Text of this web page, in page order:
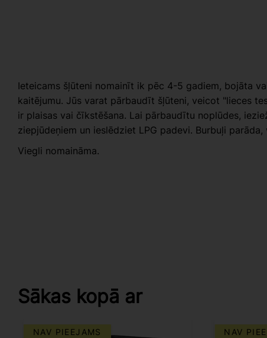
Ieteicams šļūteni nomainīt ik pēc 4-5 gadiem, bojāta
kaitējumu. Jūs varat pārbaudīt šļūteni, veicot "lieces
ir plaisas vai čīkstēšana. Lai pārbaudītu noplūdes,
ziepjūdeņiem un ieslēdziet LPG padevi. Burbuļi
Viegli nomaināma.
Sākas kopā ar
NAV PIEEJAMS NAV